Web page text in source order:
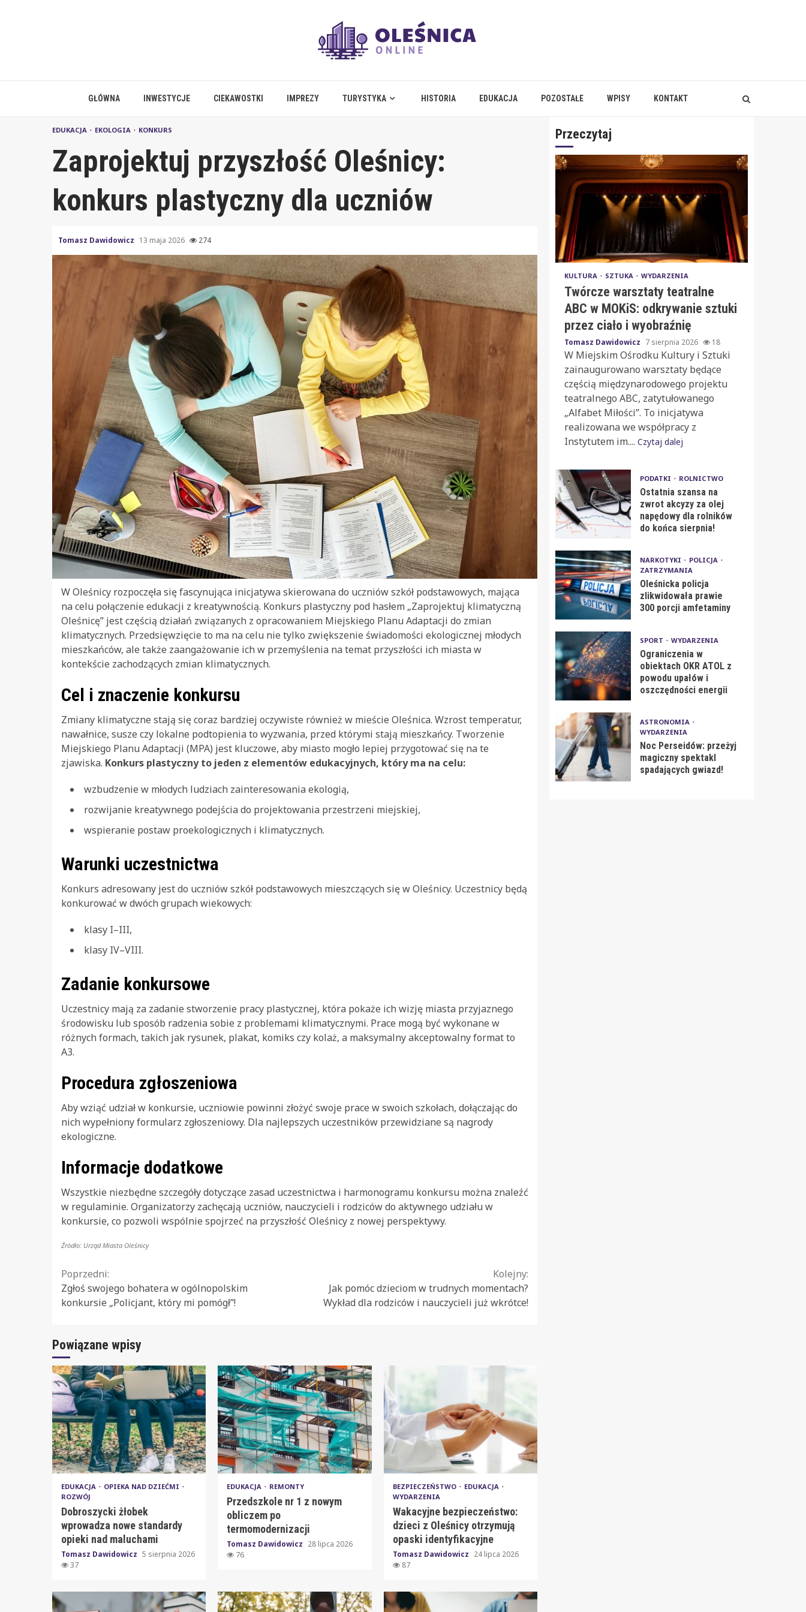
GŁÓWNA INWESTYCJE CIEKAWOSTKI IMPREZY TURYSTYKA HISTORIA EDUKACJA POZOSTAŁE WPISY KONTAKT
EDUKACJA EKOLOGIA KONKURS
Zaprojektuj przyszłość Oleśnicy:
konkurs plastyczny dla uczniów
Tomasz Dawidowicz 13 maja 2026 274
W Oleśnicy rozpoczęła się fascynująca inicjatywa skierowana do uczniów szkół podstawowych, mająca
na celu połączenie edukacji z kreatywnością. Konkurs plastyczny pod hasłem „Zaprojektuj klimatyczną
Oleśnicę” jest częścią działań związanych z opracowaniem Miejskiego Planu Adaptacji do zmian
klimatycznych. Przedsięwzięcie to ma na celu nie tylko zwiększenie świadomości ekologicznej młodych
mieszkańców, ale także zaangażowanie ich w przemyślenia na temat przyszłości ich miasta w
kontekście zachodzących zmian klimatycznych.
Cel i znaczenie konkursu
Zmiany klimatyczne stają się coraz bardziej oczywiste również w mieście Oleśnica. Wzrost temperatur,
nawałnice, susze czy lokalne podtopienia to wyzwania, przed którymi stają mieszkańcy. Tworzenie
Miejskiego Planu Adaptacji (MPA) jest kluczowe, aby miasto mogło lepiej przygotować się na te
zjawiska. Konkurs plastyczny to jeden z elementów edukacyjnych, który ma na celu:
wzbudzenie w młodych ludziach zainteresowania ekologią,
rozwijanie kreatywnego podejścia do projektowania przestrzeni miejskiej,
wspieranie postaw proekologicznych i klimatycznych.
Warunki uczestnictwa
Konkurs adresowany jest do uczniów szkół podstawowych mieszczących się w Oleśnicy. Uczestnicy będą
konkurować w dwóch grupach wiekowych:
klasy I–III,
klasy IV–VIII.
Zadanie konkursowe
Uczestnicy mają za zadanie stworzenie pracy plastycznej, która pokaże ich wizję miasta przyjaznego
środowisku lub sposób radzenia sobie z problemami klimatycznymi. Prace mogą być wykonane w
różnych formach, takich jak rysunek, plakat, komiks czy kolaż, a maksymalny akceptowalny format to
A3.
Procedura zgłoszeniowa
Aby wziąć udział w konkursie, uczniowie powinni złożyć swoje prace w swoich szkołach, dołączając do
nich wypełniony formularz zgłoszeniowy. Dla najlepszych uczestników przewidziane są nagrody
ekologiczne.
Informacje dodatkowe
Wszystkie niezbędne szczegóły dotyczące zasad uczestnictwa i harmonogramu konkursu można znaleźć
w regulaminie. Organizatorzy zachęcają uczniów, nauczycieli i rodziców do aktywnego udziału w
konkursie, co pozwoli wspólnie spojrzeć na przyszłość Oleśnicy z nowej perspektywy.
Źródło: Urząd Miasta Oleśnicy
Continue
Reading
Poprzedni:
Zgłoś swojego bohatera w ogólnopolskim
konkursie „Policjant, który mi pomógł”!
Kolejny:
Jak pomóc dzieciom w trudnych momentach?
Wykład dla rodziców i nauczycieli już wkrótce!
Powiązane wpisy
EDUKACJA
OPIEKA NAD DZIEĆMI
ROZWÓJ
Dobroszycki żłobek
wprowadza nowe standardy
opieki nad maluchami
Tomasz Dawidowicz 5 sierpnia 2026
37
EDUKACJA REMONTY
Przedszkole nr 1 z nowym
obliczem po
termomodernizacji
Tomasz Dawidowicz 28 lipca 2026
76
BEZPIECZEŃSTWO
EDUKACJA
WYDARZENIA
Wakacyjne bezpieczeństwo:
dzieci z Oleśnicy otrzymują
opaski identyfikacyjne
Tomasz Dawidowicz 24 lipca 2026
87
Przeczytaj
KULTURA SZTUKA WYDARZENIA
Twórcze warsztaty teatralne
ABC w MOKiS: odkrywanie sztuki
przez ciało i wyobraźnię
Tomasz Dawidowicz 7 sierpnia 2026 18
W Miejskim Ośrodku Kultury i Sztuki
zainaugurowano warsztaty będące
częścią międzynarodowego projektu
teatralnego ABC, zatytułowanego
„Alfabet Miłości”. To inicjatywa
realizowana we współpracy z
Instytutem im.... Czytaj dalej
PODATKI ROLNICTWO
Ostatnia szansa na
zwrot akcyzy za olej
napędowy dla rolników
do końca sierpnia!
NARKOTYKI
POLICJA
ZATRZYMANIA
Oleśnicka policja
zlikwidowała prawie
300 porcji amfetaminy
SPORT WYDARZENIA
Ograniczenia w
obiektach OKR ATOL z
powodu upałów i
oszczędności energii
ASTRONOMIA
WYDARZENIA
Noc Perseidów: przeżyj
magiczny spektakl
spadających gwiazd!